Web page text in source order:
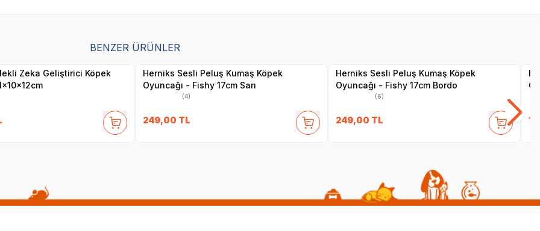
BENZER ÜRÜNLER
Zeka Geliştirici Köpek
Herniks Sesli Peluş Kumaş Köpek
Oyuncağı - Fishy 17cm Sarı
(4)
249,00 TL
Herniks Sesli Peluş Kumaş Köpek
Oyuncağı - Fishy 17cm Bordo
(6)
249,00 TL